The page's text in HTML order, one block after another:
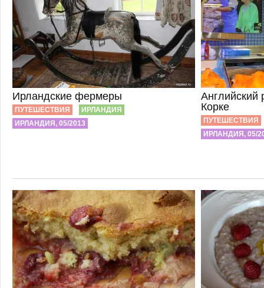
Ирландские фермеры
ПУТЕШЕСТВИЯ
ИРЛАНДИЯ
ИРЛАНДИЯ, 05/2013
Английский
Корке
ПУТЕШЕСТВИЯ
ИРЛАНДИЯ, 05/